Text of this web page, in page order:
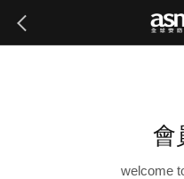
會
welcome